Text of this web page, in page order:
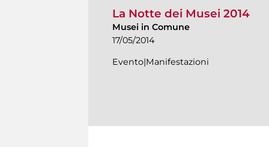
La Notte dei Musei 2014
Musei in Comune
17/05/2014
Evento|Manifestazioni